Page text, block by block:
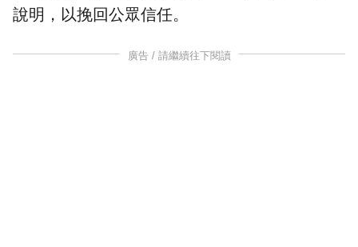
說明，以挽回公眾信任。
廣告 / 請繼續往下閱讀